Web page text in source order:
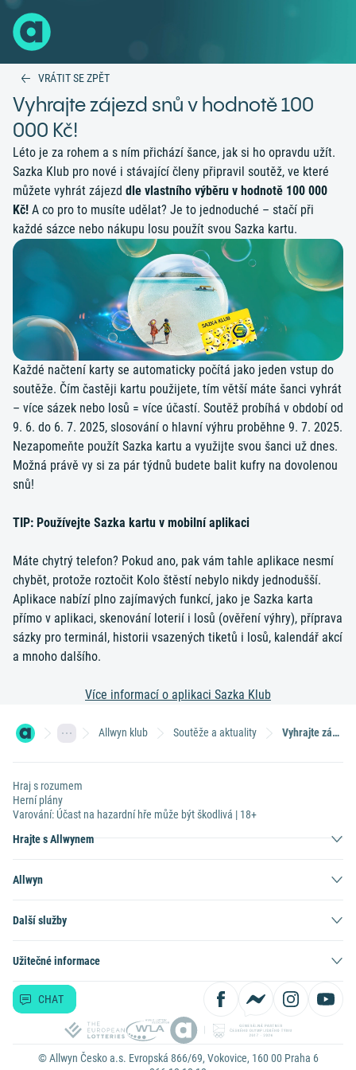
VRÁTIT SE ZPĚT
Vyhrajte zájezd snů v hodnotě 100
000 Kč!
Léto je za rohem a s ním přichází šance, jak si ho opravdu užít.
Sazka Klub pro nové i stávající členy připravil soutěž, ve které
můžete vyhrát zájezd dle vlastního výběru v hodnotě 100 000
Kč! A co pro to musíte udělat? Je to jednoduché – stačí při
každé sázce nebo nákupu losu použít svou Sazka kartu.
Každé načtení karty se automaticky počítá jako jeden vstup do
soutěže. Čím častěji kartu použijete, tím větší máte šanci vyhrát
– více sázek nebo losů = více účastí. Soutěž probíhá v období od
9. 6. do 6. 7. 2025, slosování o hlavní výhru proběhne 9. 7. 2025.
Nezapomeňte použít Sazka kartu a využijte svou šanci už dnes.
Možná právě vy si za pár týdnů budete balit kufry na dovolenou
snů!
TIP: Používejte Sazka kartu v mobilní aplikaci
Máte chytrý telefon? Pokud ano, pak vám tahle aplikace nesmí
chybět, protože roztočit Kolo štěstí nebylo nikdy jednodušší.
Aplikace nabízí plno zajímavých funkcí, jako je Sazka karta
přímo v aplikaci, skenování loterií i losů (ověření výhry), příprava
sázky pro terminál, historii vsazených tiketů i losů, kalendář akcí
a mnoho dalšího.
Více informací o aplikaci Sazka Klub
Allwyn klub Soutěže a aktuality Vyhrajte zájezd snů v hodnotě 100 000 Kč!
Hraj s rozumem
Herní plány
Varování: Účast na hazardní hře může být škodlivá | 18+
Hrajte s Allwynem
Allwyn
Další služby
Užitečné informace
CHAT
© Allwyn Česko a.s. Evropská 866/69, Vokovice, 160 00 Praha 6